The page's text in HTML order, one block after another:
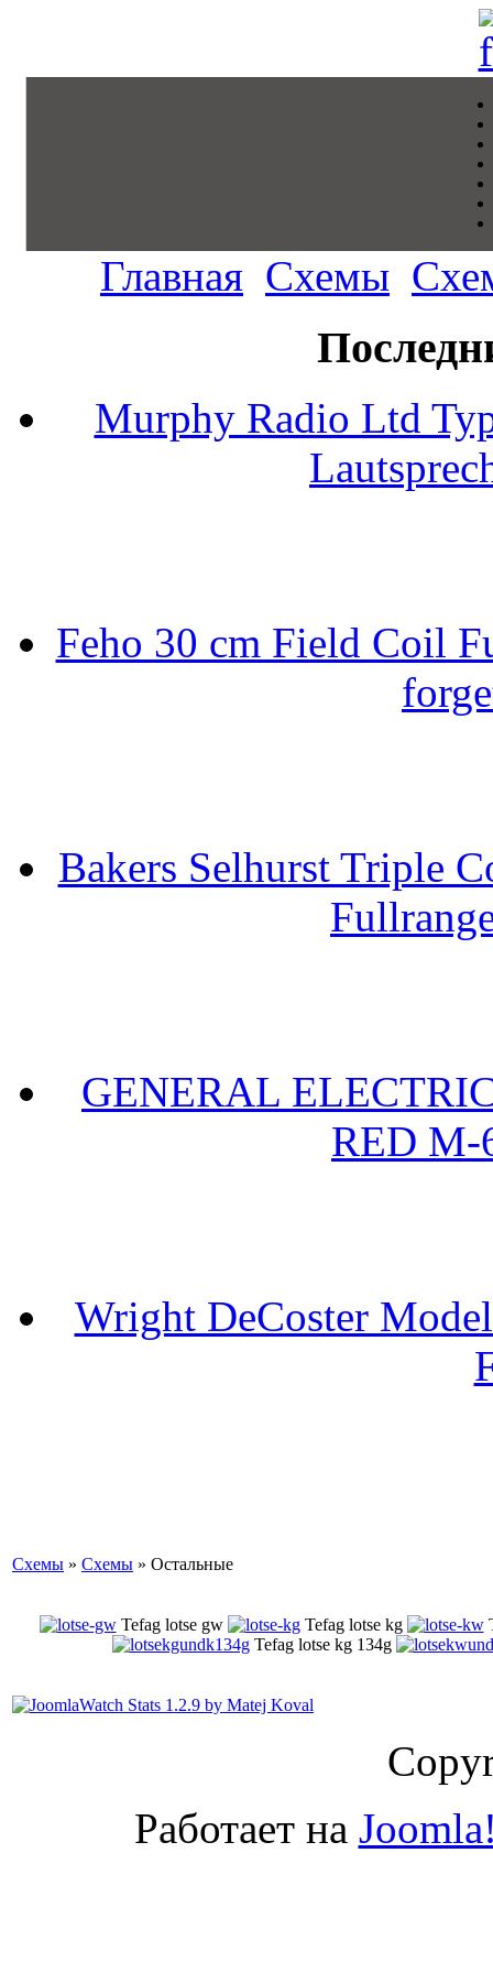
Главная Схемы
Murphy Radio Ltd
Feho 30 cm Field Coil
Bakers Selhurst Triple
GENERAL
RED M-
Wright DeCoster
Схемы » Схемы » Остальные
Tefag lotse gw Tefag lotse kg
Tefag lotse kg 134g
Работает на